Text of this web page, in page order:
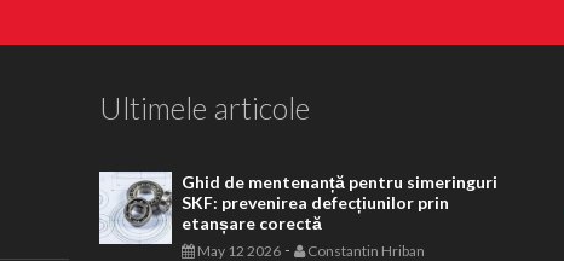
Ultimele articole
Ghid de mentenanță pentru simeringuri
SKF: prevenirea defecțiunilor prin
etanșare corectă
May 12 2026 - Constantin Hriban